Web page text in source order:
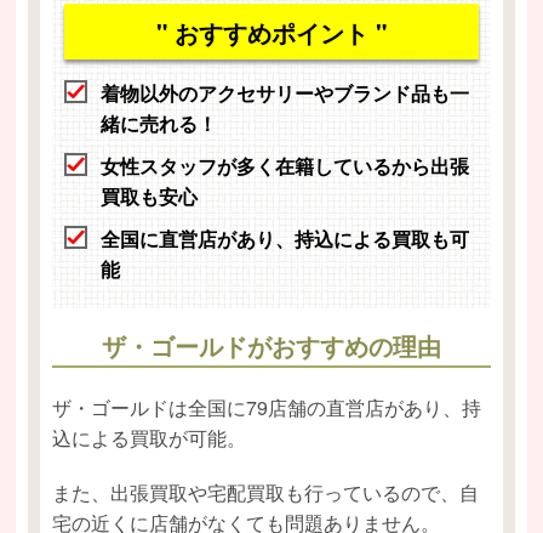
" おすすめポイント "
着物以外のアクセサリーやブランド品も一
緒に売れる！
女性スタッフが多く在籍しているから出張
買取も安心
全国に直営店があり、持込による買取も可
能
ザ・ゴールドがおすすめの理由
ザ・ゴールドは全国に79店舗の直営店があり、持
込による買取が可能。
また、出張買取や宅配買取も行っているので、自
宅の近くに店舗がなくても問題ありません。